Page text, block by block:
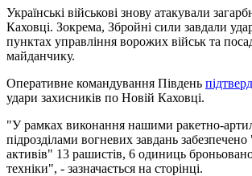
Українські військові знову атакували
Каховці. Зокрема, Збройні сили завдали
пунктах управління ворожих військ та
майданчику.
Оперативне командування Південь
удари захисників по Новій Каховці.
"У рамках виконання нашими ракетно-
підрозділами вогневих завдань
активів" 13 рашистів, 6 одиниць
техніки", - зазначається на сторінці.